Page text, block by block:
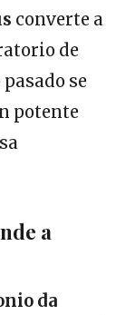
converte a
de
se
potente
a
da